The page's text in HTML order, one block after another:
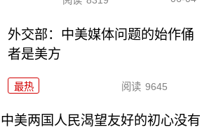
外交部：中美媒体问题的始作俑
者是美方
最热 阅读 9645
美两国人民渴望友好的初心没有